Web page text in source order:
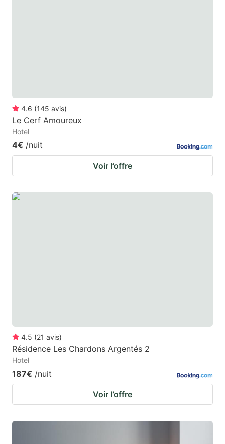
4.6 (145 avis)
Le Cerf Amoureux
Hotel
4€ /nuit
Voir l’offre
4.5 (21 avis)
Résidence Les Chardons Argentés 2
Hotel
187€ /nuit
Voir l’offre